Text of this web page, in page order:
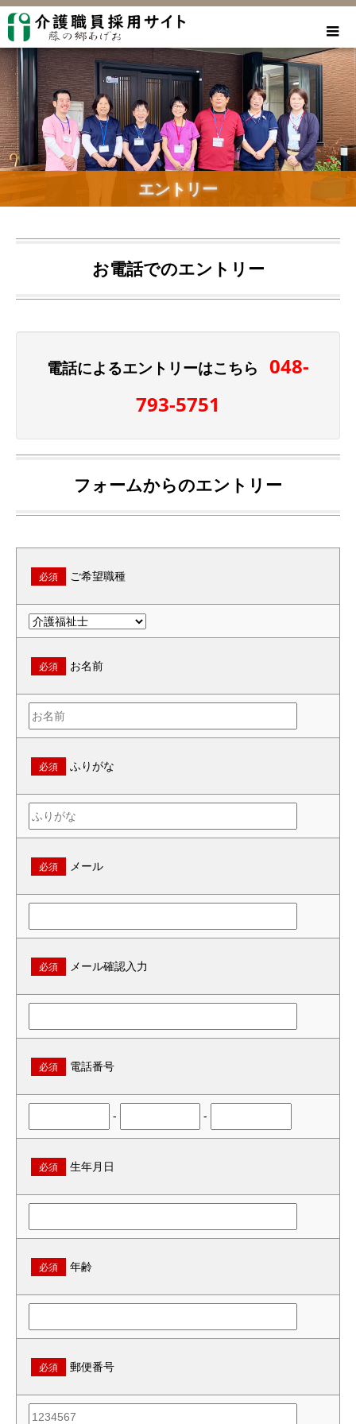
エントリー
お電話でのエントリー
電話によるエントリーはこちら
048-
793-5751
フォームからのエントリー
必須 ご希望職種
必須 お名前
必須 ふりがな
必須 メール
必須 メール確認入力
必須 電話番号
- -
必須 生年月日
必須 年齢
必須 郵便番号